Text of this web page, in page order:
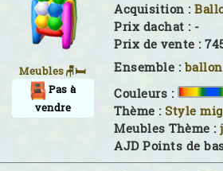
Meubles🪑🛏
Pas à
vendre
Acquisition :
Prix dachat : -
Prix de vente :
Ensemble :
Couleurs :
Thème : Style
Meubles Thème :
AJD Points de